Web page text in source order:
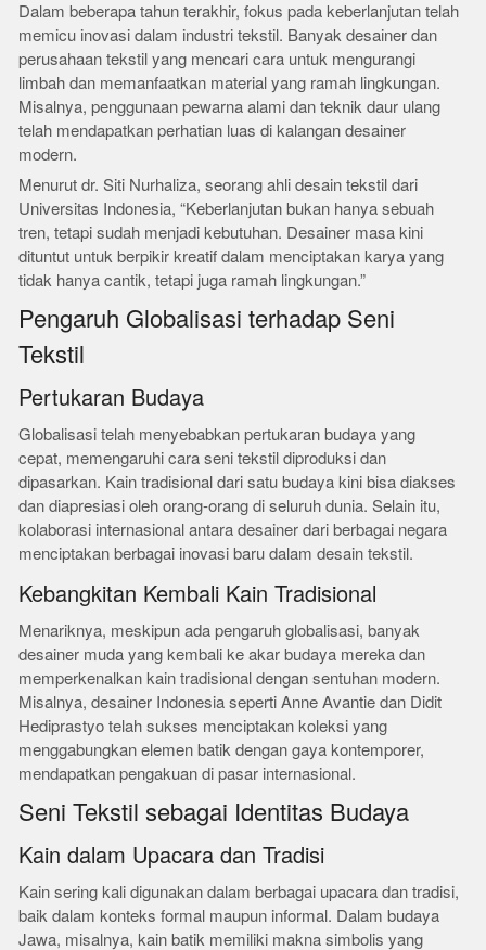
Dalam beberapa tahun terakhir, fokus pada keberlanjutan telah
memicu inovasi dalam industri tekstil. Banyak desainer dan
perusahaan tekstil yang mencari cara untuk mengurangi
limbah dan memanfaatkan material yang ramah lingkungan.
Misalnya, penggunaan pewarna alami dan teknik daur ulang
telah mendapatkan perhatian luas di kalangan desainer
modern.
Menurut dr. Siti Nurhaliza, seorang ahli desain tekstil dari
Universitas Indonesia, “Keberlanjutan bukan hanya sebuah
tren, tetapi sudah menjadi kebutuhan. Desainer masa kini
dituntut untuk berpikir kreatif dalam menciptakan karya yang
tidak hanya cantik, tetapi juga ramah lingkungan.”
Pengaruh Globalisasi terhadap Seni
Tekstil
Pertukaran Budaya
Globalisasi telah menyebabkan pertukaran budaya yang
cepat, memengaruhi cara seni tekstil diproduksi dan
dipasarkan. Kain tradisional dari satu budaya kini bisa diakses
dan diapresiasi oleh orang-orang di seluruh dunia. Selain itu,
kolaborasi internasional antara desainer dari berbagai negara
menciptakan berbagai inovasi baru dalam desain tekstil.
Kebangkitan Kembali Kain Tradisional
Menariknya, meskipun ada pengaruh globalisasi, banyak
desainer muda yang kembali ke akar budaya mereka dan
memperkenalkan kain tradisional dengan sentuhan modern.
Misalnya, desainer Indonesia seperti Anne Avantie dan Didit
Hediprastyo telah sukses menciptakan koleksi yang
menggabungkan elemen batik dengan gaya kontemporer,
mendapatkan pengakuan di pasar internasional.
Seni Tekstil sebagai Identitas Budaya
Kain dalam Upacara dan Tradisi
Kain sering kali digunakan dalam berbagai upacara dan tradisi,
baik dalam konteks formal maupun informal. Dalam budaya
Jawa, misalnya, kain batik memiliki makna simbolis yang